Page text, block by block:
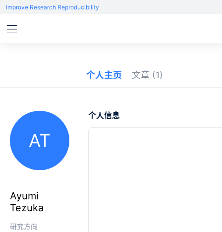
Improve Research Reproducibility
个人主页 文章 (1)
AT
Ayumi
Tezuka
研究方向
个人信息